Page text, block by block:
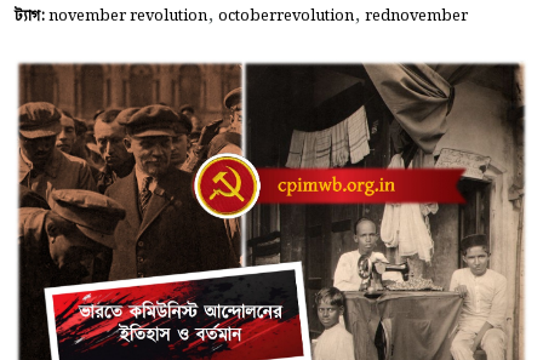
ট্যাগ:november revolution, octoberrevolution, rednovember